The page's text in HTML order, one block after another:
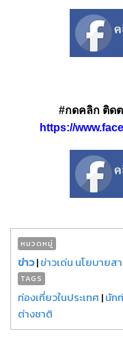
#กดคลิก ติด
https://
หมวดหมู่
ข่าว|ข่าวเด่น นโยบายส
TAGS
ท่องเที่ยวในประเทศ |นัก
ต่างชาติ